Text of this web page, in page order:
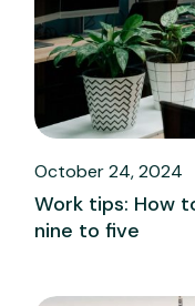
October 24, 2024
Work tips: How
nine to five